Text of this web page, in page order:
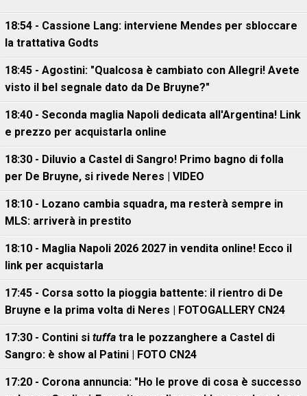
18:54 - Cassione Lang: interviene Mendes per sbloccare
la trattativa Godts
18:45 - Agostini: "Qualcosa è cambiato con Allegri! Avete
visto il bel segnale dato da De Bruyne?"
18:40 - Seconda maglia Napoli dedicata all'Argentina! Link
e prezzo per acquistarla online
18:30 - Diluvio a Castel di Sangro! Primo bagno di folla
per De Bruyne, si rivede Neres | VIDEO
18:10 - Lozano cambia squadra, ma resterà sempre in
MLS: arriverà in prestito
18:10 - Maglia Napoli 2026 2027 in vendita online! Ecco il
link per acquistarla
17:45 - Corsa sotto la pioggia battente: il rientro di De
Bruyne e la prima volta di Neres | FOTOGALLERY CN24
17:30 - Contini si tuffa tra le pozzanghere a Castel di
Sangro: è show al Patini | FOTO CN24
17:20 - Corona annuncia: "Ho le prove di cosa è successo